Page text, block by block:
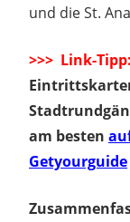
und die St.
>>> Link-Tipp:
am besten
Getyourguide